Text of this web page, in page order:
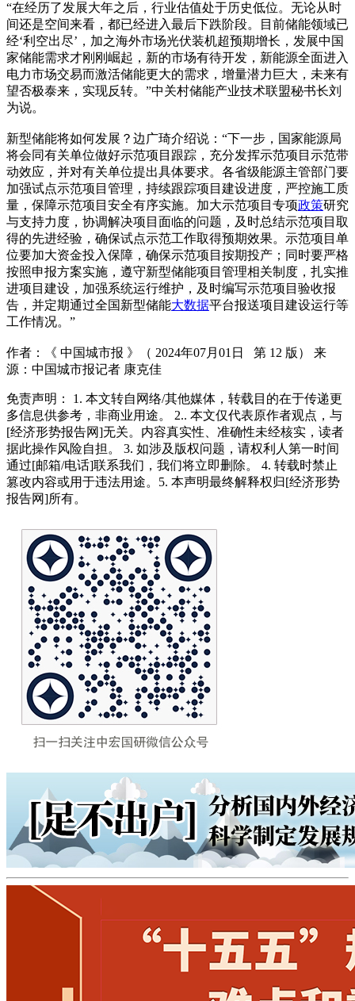
“在经历了发展大年之后，行业估值处于历史低位。无论从时
间还是空间来看，都已经进入最后下跌阶段。目前储能领域已
经‘利空出尽’，加之海外市场光伏装机超预期增长，发展中国
家储能需求才刚刚崛起，新的市场有待开发，新能源全面进入
电力市场交易而激活储能更大的需求，增量潜力巨大，未来有
望否极泰来，实现反转。”中关村储能产业技术联盟秘书长刘
为说。
新型储能将如何发展？边广琦介绍说：“下一步，国家能源局
将会同有关单位做好示范项目跟踪，充分发挥示范项目示范带
动效应，并对有关单位提出具体要求。各省级能源主管部门要
加强试点示范项目管理，持续跟踪项目建设进度，严控施工质
量，保障示范项目安全有序实施。加大示范项目专项政策研究
与支持力度，协调解决项目面临的问题，及时总结示范项目取
得的先进经验，确保试点示范工作取得预期效果。示范项目单
位要加大资金投入保障，确保示范项目按期投产；同时要严格
按照申报方案实施，遵守新型储能项目管理相关制度，扎实推
进项目建设，加强系统运行维护，及时编写示范项目验收报
告，并定期通过全国新型储能大数据平台报送项目建设运行等
工作情况。”
作者：《 中国城市报 》（ 2024年07月01日 第 12 版） 来
源：中国城市报记者 康克佳
免责声明： 1. 本文转自网络/其他媒体，转载目的在于传递更
多信息供参考，非商业用途。 2.. 本文仅代表原作者观点，与
[经济形势报告网]无关。内容真实性、准确性未经核实，读者
据此操作风险自担。 3. 如涉及版权问题，请权利人第一时间
通过[邮箱/电话]联系我们，我们将立即删除。 4. 转载时禁止
篡改内容或用于违法用途。5. 本声明最终解释权归[经济形势
报告网]所有。